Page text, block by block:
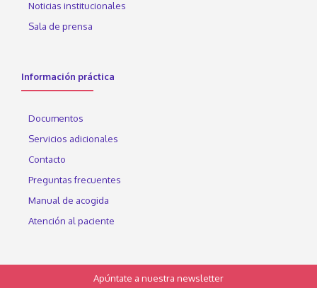
Noticias institucionales
Sala de prensa
Información práctica
Documentos
Servicios adicionales
Contacto
Preguntas frecuentes
Manual de acogida
Atención al paciente
Apúntate a nuestra newsletter